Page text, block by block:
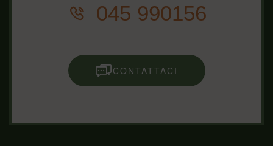
045 990156
CONTATTACI